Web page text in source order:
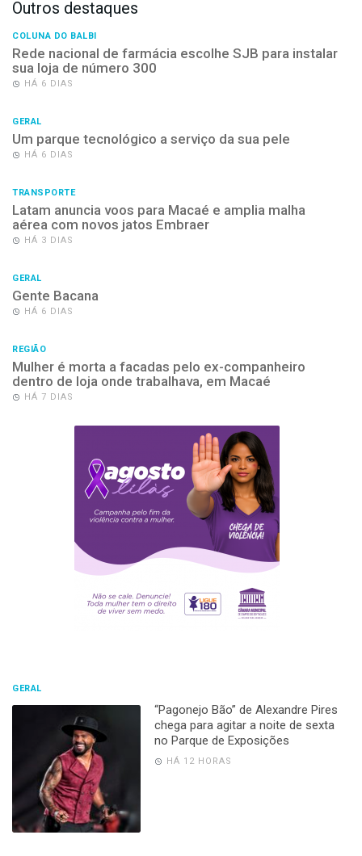
Outros destaques
COLUNA DO BALBI
Rede nacional de farmácia escolhe SJB para instalar
sua loja de número 300
HÁ 6 DIAS
GERAL
Um parque tecnológico a serviço da sua pele
HÁ 6 DIAS
TRANSPORTE
Latam anuncia voos para Macaé e amplia malha
aérea com novos jatos Embraer
HÁ 3 DIAS
GERAL
Gente Bacana
HÁ 6 DIAS
REGIÃO
Mulher é morta a facadas pelo ex-companheiro
dentro de loja onde trabalhava, em Macaé
HÁ 7 DIAS
GERAL
“Pagonejo Bão” de Alexandre Pires
chega para agitar a noite de sexta
no Parque de Exposições
HÁ 12 HORAS